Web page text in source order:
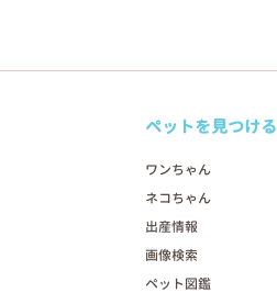
ペットを見つける
ワンちゃん
ネコちゃん
出産情報
画像検索
ペット図鑑